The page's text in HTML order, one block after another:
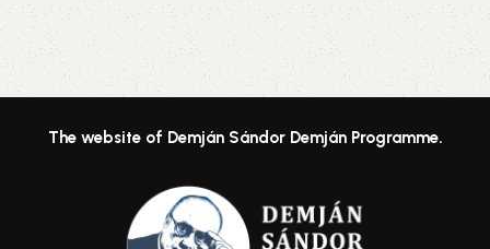
The website of Demján Sándor Demján Programme.